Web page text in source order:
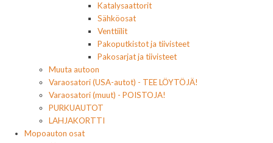
Katalysaattorit
Sähköosat
Venttiilit
Pakoputkistot ja tiivisteet
Pakosarjat ja tiivisteet
Muuta autoon
Varaosatori (USA-autot) - TEE LÖYTÖJÄ!
Varaosatori (muut) - POISTOJA!
PURKUAUTOT
LAHJAKORTTI
Mopoauton osat